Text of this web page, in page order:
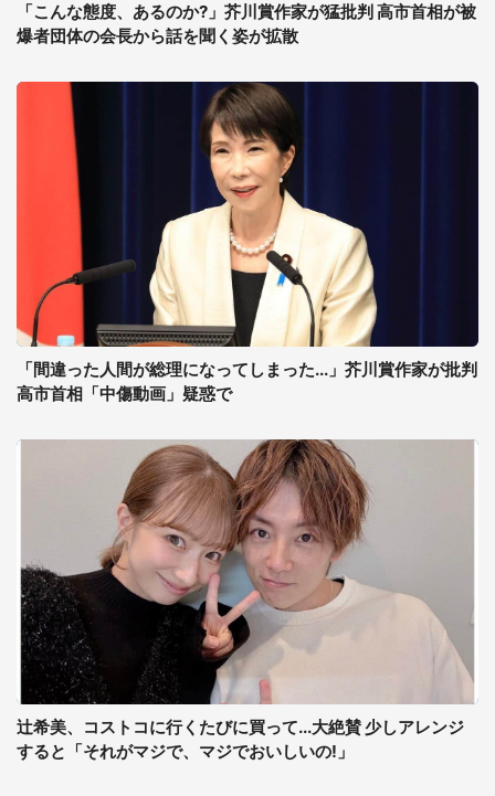
「こんな態度、あるのか?」芥川賞作家が猛批判 高市首相が被
爆者団体の会長から話を聞く姿が拡散
「間違った人間が総理になってしまった...」芥川賞作家が批判
高市首相「中傷動画」疑惑で
辻希美、コストコに行くたびに買って...大絶賛 少しアレンジ
すると「それがマジで、マジでおいしいの!」